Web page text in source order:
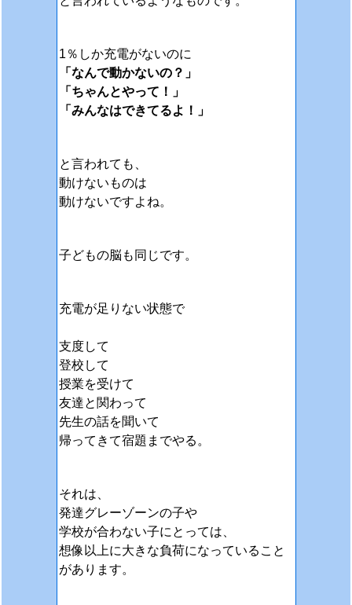
1％しか充電がないのに
「なんで動かないの？」
「ちゃんとやって！」
「みんなはできてるよ！」
と言われても、
動けないものは
動けないですよね。
子どもの脳も同じです。
充電が足りない状態で
支度して
登校して
授業を受けて
友達と関わって
先生の話を聞いて
帰ってきて宿題までやる。
それは、
発達グレーゾーンの子や
学校が合わない子にとっては、
想像以上に大きな負荷になっていること
があります。